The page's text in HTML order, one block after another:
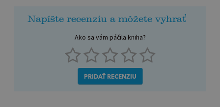
Napíšte recenziu a môžete vyhrať
Ako sa vám páčila kniha?
PRIDAŤ RECENZIU